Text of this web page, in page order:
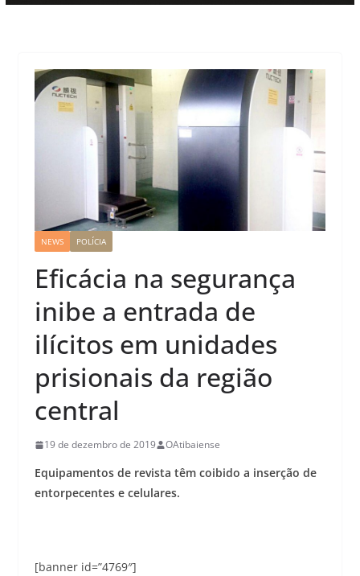
NEWS POLÍCIA
Eficácia na segurança
inibe a entrada de
ilícitos em unidades
prisionais da região
central
19 de dezembro de 2019 OAtibaiense
Equipamentos de revista têm coibido a inserção de
entorpecentes e celulares.
[banner id=”4769″]